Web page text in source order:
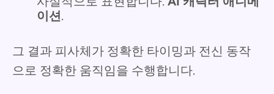
이션.
그 결과 피사체가 정확한 타이밍과 전신 동작
으로 정확한 움직임을 수행합니다.